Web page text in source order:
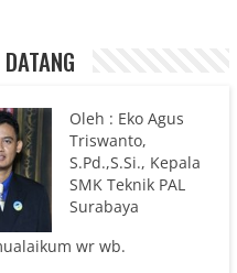
Oleh : Eko Agus
Triswanto,
S.Pd.,S.Si., Kepala
SMK Teknik PAL
Surabaya
wr wb.